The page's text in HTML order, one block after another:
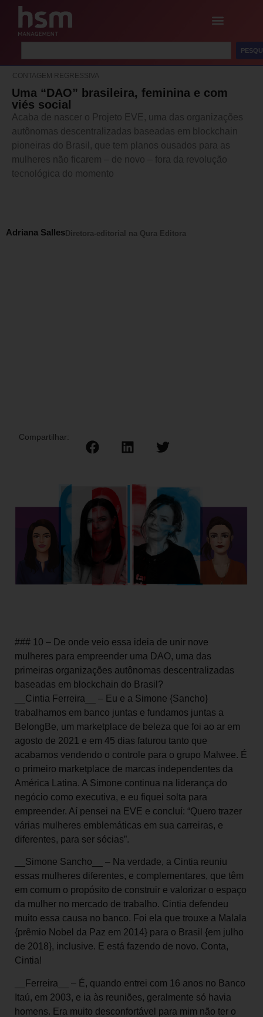
CONTAGEM REGRESSIVA
Uma “DAO” brasileira, feminina e com
viés social
Acaba de nascer o Projeto EVE, uma das organizações
autônomas descentralizadas baseadas em blockchain
pioneiras do Brasil, que tem planos ousados para as
mulheres não ficarem – de novo – fora da revolução
tecnológica do momento
Adriana Salles Diretora-editorial na Qura Editora
Compartilhar:
### 10 – De onde veio essa ideia de unir nove
mulheres para empreender uma DAO, uma das
primeiras organizações autônomas descentralizadas
baseadas em blockchain do Brasil?
__Cintia Ferreira__ – Eu e a Simone {Sancho}
trabalhamos em banco juntas e fundamos juntas a
BelongBe, um marketplace de beleza que foi ao ar em
agosto de 2021 e em 45 dias faturou tanto que
acabamos vendendo o controle para o grupo Malwee. É
o primeiro marketplace de marcas independentes da
América Latina. A Simone continua na liderança do
negócio como executiva, e eu fiquei solta para
empreender. Aí pensei na EVE e concluí: “Quero trazer
várias mulheres emblemáticas em sua carreiras, e
diferentes, para ser sócias”.
__Simone Sancho__ – Na verdade, a Cintia reuniu
essas mulheres diferentes, e complementares, que têm
em comum o propósito de construir e valorizar o espaço
da mulher no mercado de trabalho. Cintia defendeu
muito essa causa no banco. Foi ela que trouxe a Malala
{prêmio Nobel da Paz em 2014} para o Brasil {em julho
de 2018}, inclusive. E está fazendo de novo. Conta,
Cintia!
__Ferreira__ – É, quando entrei com 16 anos no Banco
Itaú, em 2003, e ia às reuniões, geralmente só havia
homens. Era muito desconfortável para mim não ter o